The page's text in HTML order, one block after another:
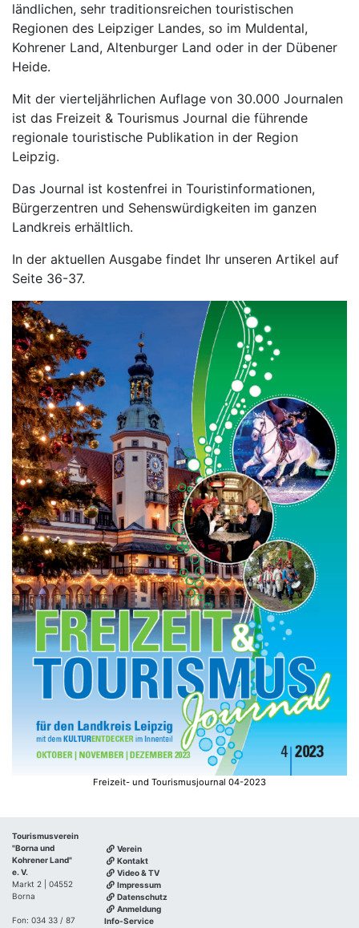
ländlichen, sehr traditionsreichen touristischen
Regionen des Leipziger Landes, so im Muldental,
Kohrener Land, Altenburger Land oder in der Dübener
Heide.
Mit der vierteljährlichen Auflage von 30.000 Journalen
ist das Freizeit & Tourismus Journal die führende
regionale touristische Publikation in der Region
Leipzig.
Das Journal ist kostenfrei in Touristinformationen,
Bürgerzentren und Sehenswürdigkeiten im ganzen
Landkreis erhältlich.
In der aktuellen Ausgabe findet Ihr unseren Artikel auf
Seite 36-37.
Freizeit- und Tourismusjournal 04-2023
Tourismusverein
"Borna und
Kohrener Land"
e. V.
Markt 2 | 04552
Borna
Fon: 034 33 / 87
Verein
Kontakt
Video & TV
Impressum
Datenschutz
Anmeldung
Info-Service